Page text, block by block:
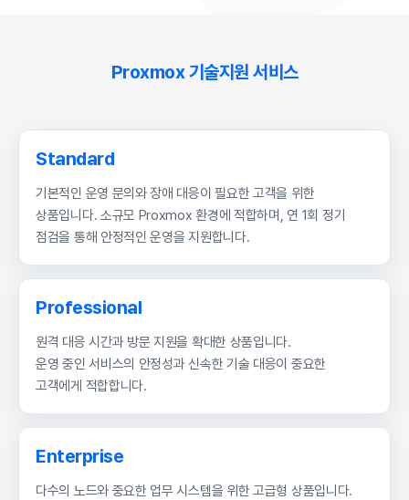
Proxmox 기술지원 서비스
Standard
기본적인 운영 문의와 장애 대응이 필요한 고객을 위한
상품입니다. 소규모 Proxmox 환경에 적합하며, 연 1회 정기
점검을 통해 안정적인 운영을 지원합니다.
Professional
원격 대응 시간과 방문 지원을 확대한 상품입니다.
운영 중인 서비스의 안정성과 신속한 기술 대응이 중요한
고객에게 적합합니다.
Enterprise
다수의 노드와 중요한 업무 시스템을 위한 고급형 상품입니다.